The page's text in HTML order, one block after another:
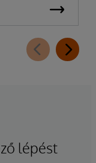
lépést